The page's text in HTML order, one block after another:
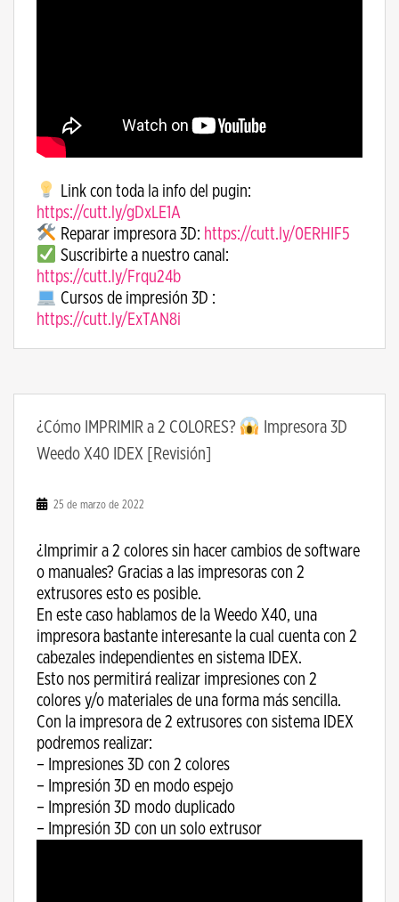
Link con toda la info del pugin:
https://cutt.ly/gDxLE1A
Reparar impresora 3D: https://cutt.ly/0ERHIF5
Suscribirte a nuestro canal:
https://cutt.ly/Frqu24b
Cursos de impresión 3D :
https://cutt.ly/ExTAN8i
¿Cómo IMPRIMIR a 2 COLORES?
Impresora 3D
Weedo X40 IDEX [Revisión]
25 de marzo de 2022
¿Imprimir a 2 colores sin hacer cambios de software
o manuales? Gracias a las impresoras con 2
extrusores esto es posible.
En este caso hablamos de la Weedo X40, una
impresora bastante interesante la cual cuenta con 2
cabezales independientes en sistema IDEX.
Esto nos permitirá realizar impresiones con 2
colores y/o materiales de una forma más sencilla.
Con la impresora de 2 extrusores con sistema IDEX
podremos realizar:
– Impresiones 3D con 2 colores
– Impresión 3D en modo espejo
– Impresión 3D modo duplicado
– Impresión 3D con un solo extrusor